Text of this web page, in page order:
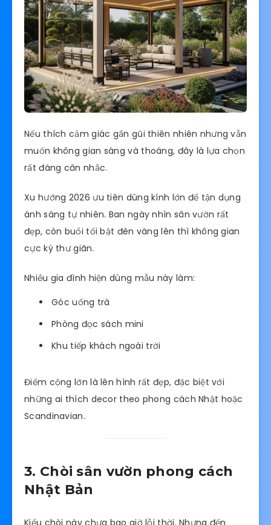
Nếu thích cảm giác gần gũi thiên nhiên nhưng vẫn
muốn không gian sáng và thoáng, đây là lựa chọn
rất đáng cân nhắc.
Xu hướng 2026 ưu tiên dùng kính lớn để tận dụng
ánh sáng tự nhiên. Ban ngày nhìn sân vườn rất
đẹp, còn buổi tối bật đèn vàng lên thì không gian
cực kỳ thư giãn.
Nhiều gia đình hiện dùng mẫu này làm:
Góc uống trà
Phòng đọc sách mini
Khu tiếp khách ngoài trời
Điểm cộng lớn là lên hình rất đẹp, đặc biệt với
những ai thích decor theo phong cách Nhật hoặc
Scandinavian.
3. Chòi sân vườn phong cách
Nhật Bản